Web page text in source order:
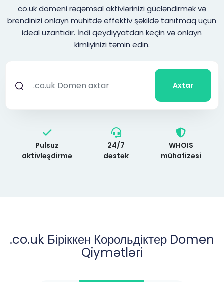
co.uk domeni rəqəmsal aktivlərinizi gücləndirmək və
brendinizi onlayn mühitdə effektiv şəkildə tanıtmaq üçün
ideal uzantıdır. İndi qeydiyyatdan keçin və onlayn
kimliyinizi təmin edin.
Axtar
Pulsuz
aktivləşdirmə
24/7
dəstək
WHOIS
mühafizəsi
.co.uk Біріккен Корольдіктер Domen
Qiymətləri